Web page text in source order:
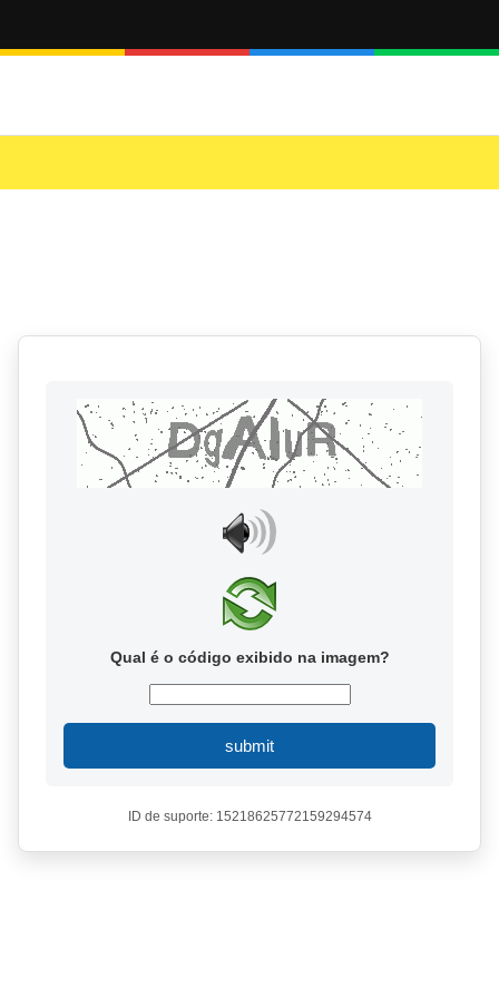
Qual é o código exibido na imagem?
submit
ID de suporte: 15218625772159294574